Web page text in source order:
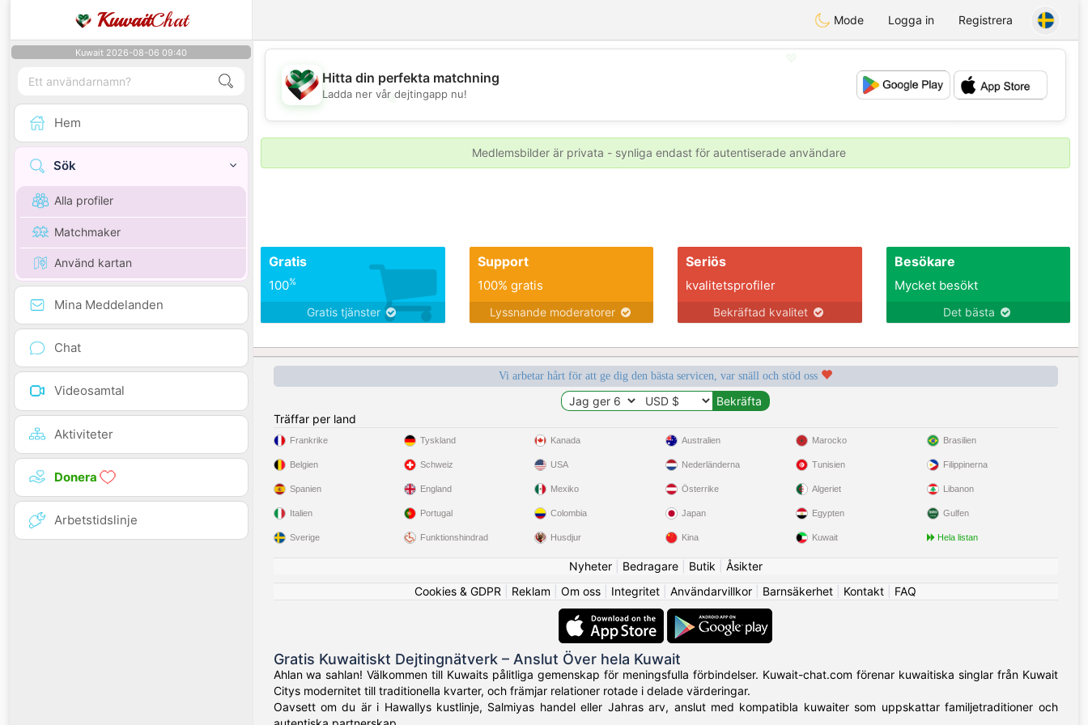
KuwaitChat Mode Logga in Registrera
Kuwait 2026-08-06 09:40
Hem
Sök
Alla profiler
Matchmaker
Använd kartan
Mina Meddelanden
Chat
Videosamtal
Aktiviteter
Donera
Arbetstidslinje
💖
💕
💕
Hitta din perfekta matchning
Ladda ner vår dejtingapp nu!
Medlemsbilder är privata - synliga endast för autentiserade användare
Gratis
100%
Gratis tjänster
Support
100% gratis
Lyssnande moderatorer
Seriös
kvalitetsprofiler
Bekräftad kvalitet
Besökare
Mycket besökt
Det bästa
Vi arbetar hårt för att ge dig den bästa servicen, var snäll och stöd oss
Träffar per land
Frankrike
Belgien
Spanien
Italien
Sverige
Tyskland
Schweiz
England
Portugal
Funktionshindrad
Kanada
USA
Mexiko
Colombia
Husdjur
Australien
Nederländerna
Österrike
Japan
Kina
Marocko
Tunisien
Algeriet
Egypten
Kuwait
Brasilien
Filippinerna
Libanon
Gulfen
Hela listan
Nyheter| Bedragare| Butik
Åsikter
Cookies & GDPR
Reklam Om oss Integritet Användarvillkor Barnsäkerhet Kontakt FAQ
Gratis Kuwaitiskt Dejtingnätverk – Anslut Över hela Kuwait
Ahlan wa sahlan! Välkommen till Kuwaits pålitliga gemenskap för meningsfulla förbindelser. Kuwait-chat.com förenar kuwaitiska singlar från Kuwait
Citys modernitet till traditionella kvarter, och främjar relationer rotade i delade värderingar.
Oavsett om du är i Hawallys kustlinje, Salmiyas handel eller Jahras arv, anslut med kompatibla kuwaiter som uppskattar familjetraditioner och